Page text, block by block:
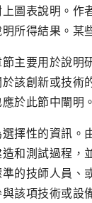
圖表說明。作
所得結果。某
主要用於說明
該創新或技術
於此節中闡明。
擇性的資訊。
和測試過程，
的技師人員、
該項技術或設